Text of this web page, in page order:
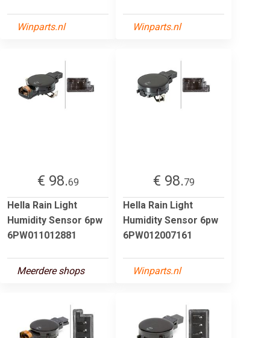
Winparts.nl Winparts.nl
€ 98.69
Hella Rain Light
Humidity Sensor 6pw
6PW011012881
Meerdere shops
€ 98.79
Hella Rain Light
Humidity Sensor 6pw
6PW012007161
Winparts.nl